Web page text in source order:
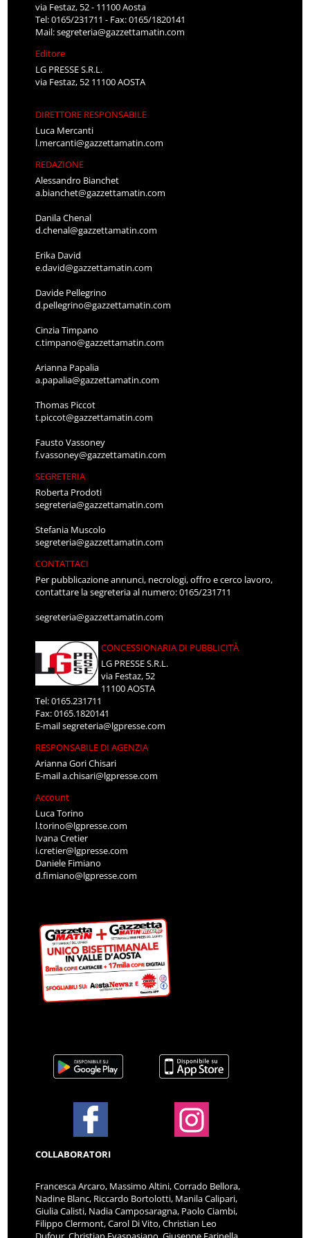
via Festaz, 52 - 11100 Aosta
Tel: 0165/231711 - Fax: 0165/1820141
Mail:segreteria@gazzettamatin.com
Editore
LG PRESSE S.R.L.
via Festaz, 52 11100 AOSTA
DIRETTORE RESPONSABILE
Luca Mercanti
l.mercanti@gazzettamatin.com
REDAZIONE
Alessandro Bianchet
a.bianchet@gazzettamatin.com
Danila Chenal
d.chenal@gazzettamatin.com
Erika David
e.david@gazzettamatin.com
Davide Pellegrino
d.pellegrino@gazzettamatin.com
Cinzia Timpano
c.timpano@gazzettamatin.com
Arianna Papalia
a.papalia@gazzettamatin.com
Thomas Piccot
t.piccot@gazzettamatin.com
Fausto Vassoney
f.vassoney@gazzettamatin.com
SEGRETERIA
Roberta Prodoti
segreteria@gazzettamatin.com
Stefania Muscolo
segreteria@gazzettamatin.com
CONTATTACI
Per pubblicazione annunci, necrologi, offro e cerco lavoro,
contattare la segreteria al numero: 0165/231711
segreteria@gazzettamatin.com
CONCESSIONARIA DI PUBBLICITÀ
LG PRESSE S.R.L.
via Festaz, 52
11100 AOSTA
Tel: 0165.231711
Fax: 0165.1820141
E-mailsegreteria@lgpresse.com
RESPONSABILE DI AGENZIA
Arianna Gori Chisari
E-maila.chisari@lgpresse.com
Account
Luca Torino
l.torino@lgpresse.com
Ivana Cretier
i.cretier@lgpresse.com
Daniele Fimiano
d.fimiano@lgpresse.com
COLLABORATORI
Francesca Arcaro, Massimo Altini, Corrado Bellora,
Nadine Blanc, Riccardo Bortolotti, Manila Calipari,
Giulia Calisti, Nadia Camposaragna, Paolo Ciambi,
Filippo Clermont, Carol Di Vito, Christian Leo